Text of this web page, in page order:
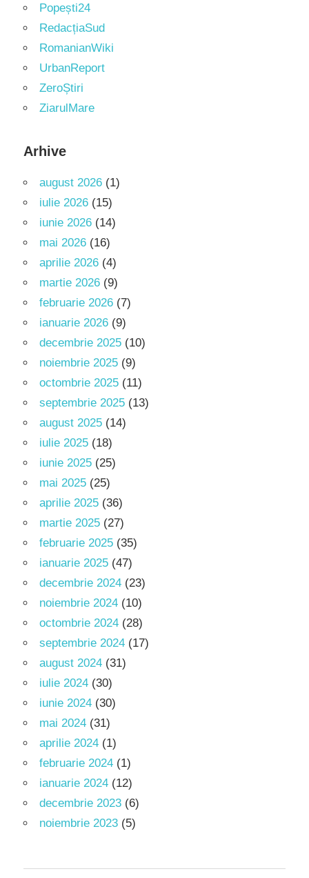
Popești24
RedacțiaSud
RomanianWiki
UrbanReport
ZeroȘtiri
ZiarulMare
Arhive
august 2026 (1)
iulie 2026 (15)
iunie 2026 (14)
mai 2026 (16)
aprilie 2026 (4)
martie 2026 (9)
februarie 2026 (7)
ianuarie 2026 (9)
decembrie 2025 (10)
noiembrie 2025 (9)
octombrie 2025 (11)
septembrie 2025 (13)
august 2025 (14)
iulie 2025 (18)
iunie 2025 (25)
mai 2025 (25)
aprilie 2025 (36)
martie 2025 (27)
februarie 2025 (35)
ianuarie 2025 (47)
decembrie 2024 (23)
noiembrie 2024 (10)
octombrie 2024 (28)
septembrie 2024 (17)
august 2024 (31)
iulie 2024 (30)
iunie 2024 (30)
mai 2024 (31)
aprilie 2024 (1)
februarie 2024 (1)
ianuarie 2024 (12)
decembrie 2023 (6)
noiembrie 2023 (5)